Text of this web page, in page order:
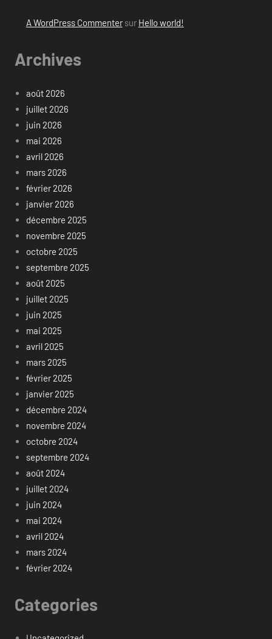
A WordPress Commentersur Hello world!
Archives
août 2026
juillet 2026
juin 2026
mai 2026
avril 2026
mars 2026
février 2026
janvier 2026
décembre 2025
novembre 2025
octobre 2025
septembre 2025
août 2025
juillet 2025
juin 2025
mai 2025
avril 2025
mars 2025
février 2025
janvier 2025
décembre 2024
novembre 2024
octobre 2024
septembre 2024
août 2024
juillet 2024
juin 2024
mai 2024
avril 2024
mars 2024
février 2024
Categories